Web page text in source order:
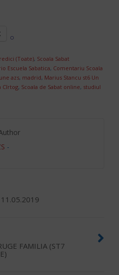
(Toate), Scoala Sabat
Escuela Sabatica, Comentariu Scoala
azs, madrid, Marius Stancu st6 Un
Cîrtog, Scoala de Sabat online, studiul
-
11.05.2019
FAMILIA (ST7